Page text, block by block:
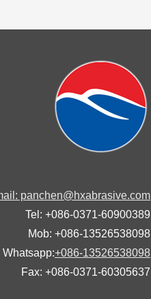
Email:
Tel: +086-0371-
Mob: +086-
Whatsapp:+086-
Fax: +086-0371-